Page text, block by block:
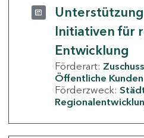
Initiativen für
Entwicklung
Förderart: Zuschuss
Öffentliche Kunden
Förderzweck: